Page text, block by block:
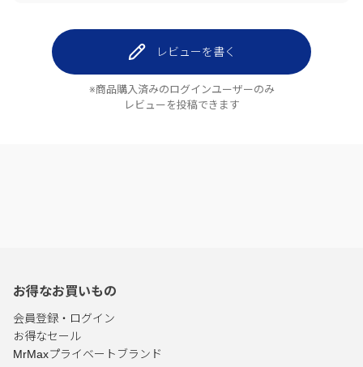
レビューを書く
※商品購入済みのログインユーザーのみ
レビューを投稿できます
お得なお買いもの
会員登録・ログイン
お得なセール
MrMaxプライベートブランド